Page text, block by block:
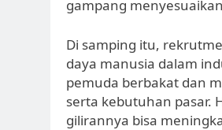
gampang
Di samping itu,
daya manusia dalam
pemuda berbakat dan
serta kebutuhan pasar.
gilirannya bisa